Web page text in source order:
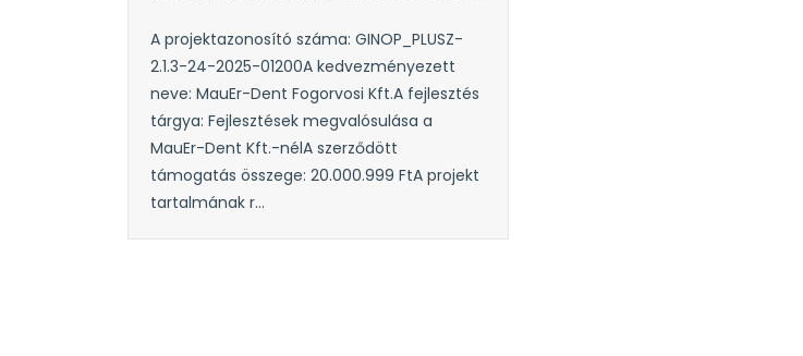
A projektazonosító száma: GINOP_PLUSZ-
2.1.3-24-2025-01200A kedvezményezett
neve: MauEr-Dent Fogorvosi Kft.A fejlesztés
tárgya: Fejlesztések megvalósulása a
MauEr-Dent Kft.-nélA szerződött
támogatás összege: 20.000.999 FtA projekt
tartalmának r...